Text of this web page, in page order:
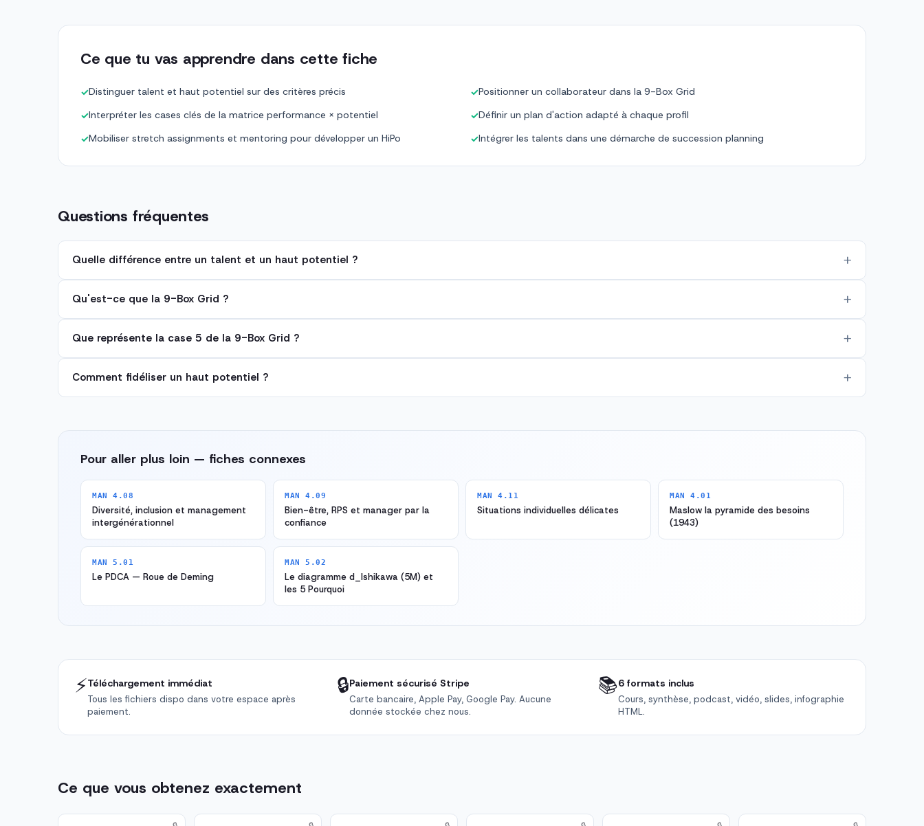
Ce que tu vas apprendre dans cette fiche
✓Distinguer talent et haut potentiel sur des critères précis ✓Positionner un collaborateur dans la 9-Box Grid
✓Interpréter les cases clés de la matrice performance × potentiel ✓Définir un plan d'action adapté à chaque profil
✓Mobiliser stretch assignments et mentoring pour développer un HiPo ✓Intégrer les talents dans une démarche de succession planning
Questions fréquentes
Quelle différence entre un talent et un haut potentiel ?
Qu'est-ce que la 9-Box Grid ?
Que représente la case 5 de la 9-Box Grid ?
Comment fidéliser un haut potentiel ?
Pour aller plus loin — fiches connexes
MAN 4.08
Diversité, inclusion et management
intergénérationnel
MAN 4.09
Bien-être, RPS et manager par la
confiance
MAN 4.11
Situations individuelles délicates
MAN 4.01
Maslow la pyramide des besoins
(1943)
MAN 5.01
Le PDCA — Roue de Deming
MAN 5.02
Le diagramme d_Ishikawa (5M) et
les 5 Pourquoi
⚡Téléchargement immédiat
Tous les fichiers dispo dans votre espace après
paiement.
🔒Paiement sécurisé Stripe
Carte bancaire, Apple Pay, Google Pay. Aucune
donnée stockée chez nous.
📚6 formats inclus
Cours, synthèse, podcast, vidéo, slides, infographie
HTML.
Ce que vous obtenez exactement